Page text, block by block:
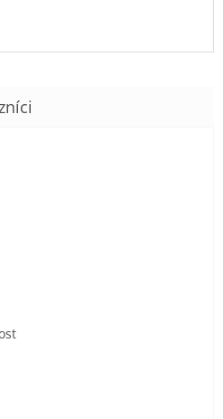
je 5 z 5 hvězdiček.
je 5 z 5 hvězdiček.
je 5 z 5 hvězdiček.